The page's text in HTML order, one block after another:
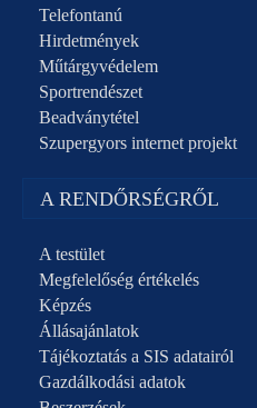
Telefontanú
Hirdetmények
Műtárgyvédelem
Sportrendészet
Beadványtétel
Szupergyors internet projekt
A RENDŐRSÉGRŐL
A testület
Megfelelőség értékelés
Képzés
Állásajánlatok
Tájékoztatás a SIS adatairól
Gazdálkodási adatok